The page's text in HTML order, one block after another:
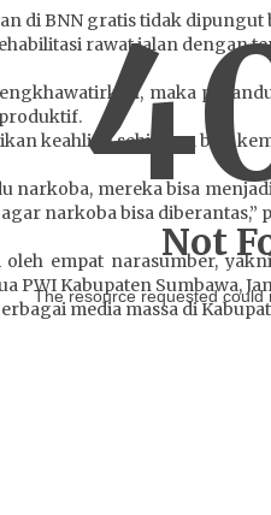
di BNN gratis tidak
rawat jalan dengan
maka
keahlian sehingga bisa
narkoba, mereka bisa
narkoba bisa diberantas,”
empat narasumber,
PWI Kabupaten Sumbawa,
media massa di
Not
The resource requested